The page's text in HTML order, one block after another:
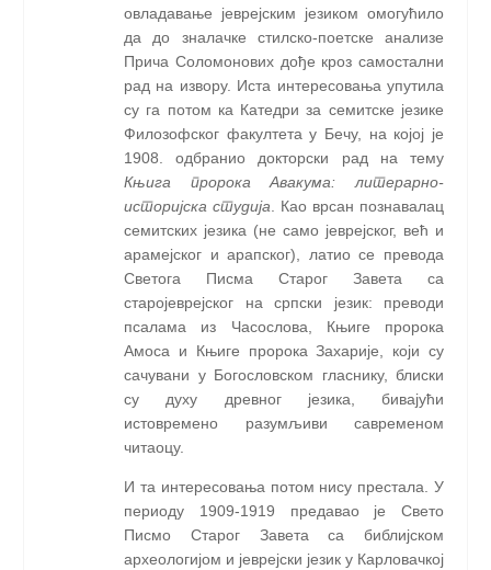
овладавање јеврејским језиком омогућило
да до зналачке стилско-поетске анализе
Прича Соломонових дође кроз самостални
рад на извору. Иста интересовања упутила
су га потом ка Катедри за семитске језике
Филозофског факултета у Бечу, на којој је
1908. одбранио докторски рад на тему
Књига пророка Авакума: литерарно-
историјска студија. Као врсан познавалац
семитских језика (не само јеврејског, већ и
арамејског и арапског), латио се превода
Светога Писма Старог Завета са
старојеврејског на српски језик: преводи
псалама из Часослова, Књиге пророка
Амоса и Књиге пророка Захарије, који су
сачувани у Богословском гласнику, блиски
су духу древног језика, бивајући
истовремено разумљиви савременом
читаоцу.
И та интересовања потом нису престала. У
периоду 1909-1919 предавао је Свето
Писмо Старог Завета са библијском
археологијом и јеврејски језик у Карловачкој